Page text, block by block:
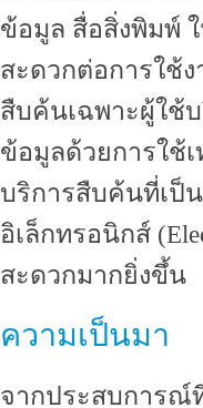
ข้อมูล สื่อสิ่งพิมพ์
สะดวกต่อการใช้
สืบค้นเฉพาะผู้ใช้
ข้อมูลด้วยการใช้
บริการสืบค้นที่เป็
อิเล็กทรอนิกส์
สะดวกมากยิ่งขึ้น
ความเป็นมา
จากประสบการณ์